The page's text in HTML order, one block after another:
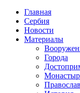
Главная
Сербия
Новости
Материалы
Города